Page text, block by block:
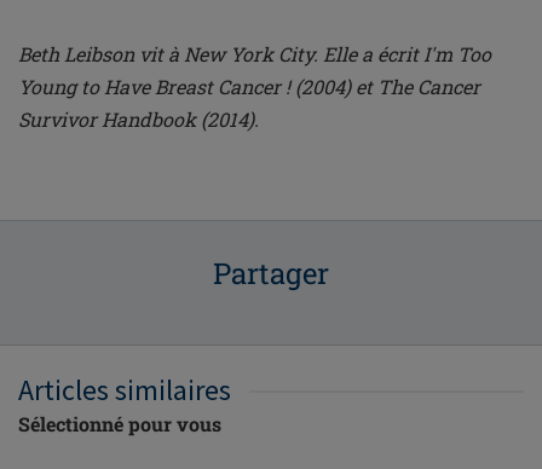
Beth Leibson vit à New York City. Elle a écrit I'm Too
Young to Have Breast Cancer ! (2004) et The Cancer
Survivor Handbook (2014).
Partager
Articles similaires
Sélectionné pour vous